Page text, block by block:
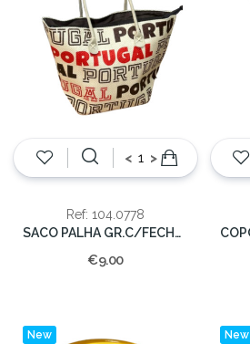
< >
Ref: 104.0778
SACO PALHA GR.C/FECHO PORTUGAL
€9.00
New New